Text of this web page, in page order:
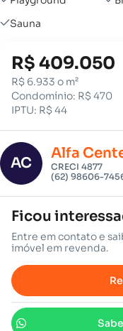
Sauna
R$ 409.050
R$ 6.933 o m²
Condomínio: R$ 470
IPTU: R$ 44
AC
Alfa
CRECI 4877
(62) 98606-
Ficou
Entre em contato e
imóvel em revenda.